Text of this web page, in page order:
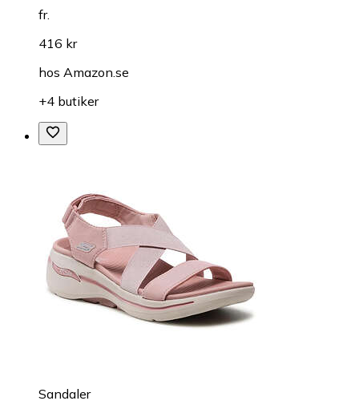
fr.
416 kr
hos Amazon.se
+4 butiker
Sandaler